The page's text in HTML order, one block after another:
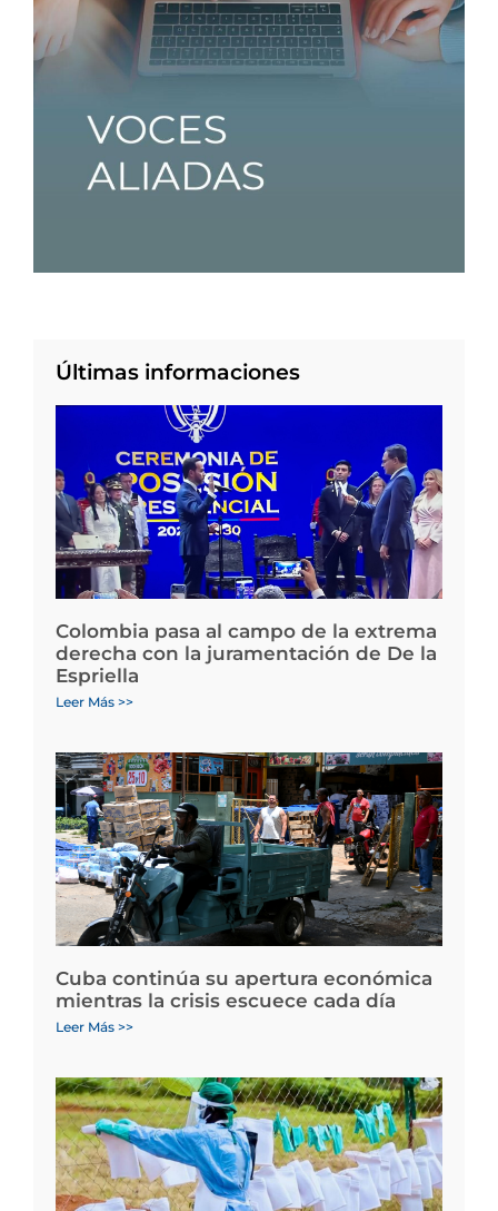
Últimas informaciones
Colombia pasa al campo de la extrema
derecha con la juramentación de De la
Espriella
Leer Más >>
Cuba continúa su apertura económica
mientras la crisis escuece cada día
Leer Más >>